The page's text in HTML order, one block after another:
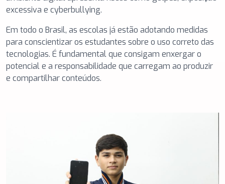
excessiva e cyberbullying.
Em todo o Brasil, as escolas já estão adotando medidas
para conscientizar os estudantes sobre o uso correto das
tecnologias. É fundamental que consigam enxergar o
potencial e a responsabilidade que carregam ao produzir
e compartilhar conteúdos.